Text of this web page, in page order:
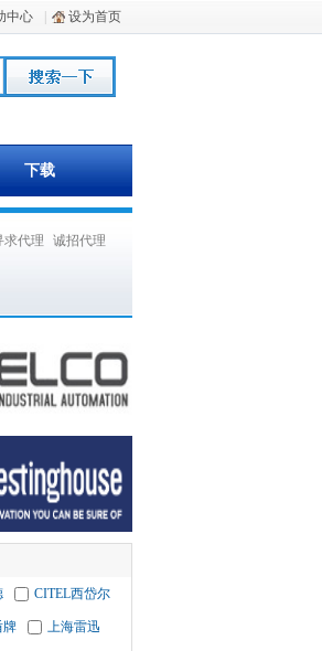
中心 设为首页
下载
求代理 诚招代理
CITEL西岱尔
牌 上海雷迅